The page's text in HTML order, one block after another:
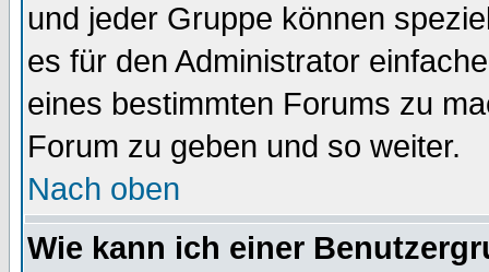
und jeder Gruppe können
es für den Administrator
eines bestimmten Forums zu
Forum zu geben und so weiter.
Nach oben
Wie kann ich einer